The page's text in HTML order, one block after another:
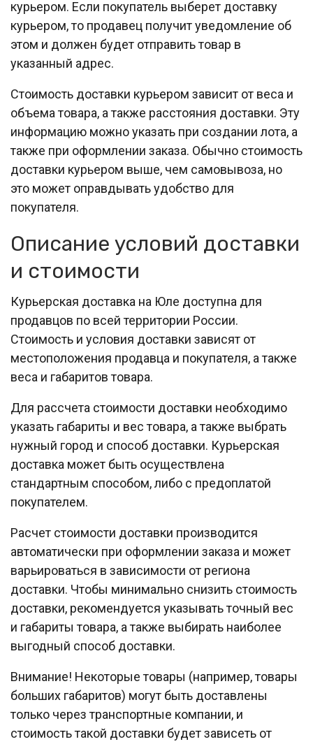
курьером. Если покупатель выберет доставку
курьером, то продавец получит уведомление об
этом и должен будет отправить товар в
указанный адрес.
Стоимость доставки курьером зависит от веса и
объема товара, а также расстояния доставки. Эту
информацию можно указать при создании лота, а
также при оформлении заказа. Обычно стоимость
доставки курьером выше, чем самовывоза, но
это может оправдывать удобство для
покупателя.
Описание условий доставки
и стоимости
Курьерская доставка на Юле доступна для
продавцов по всей территории России.
Стоимость и условия доставки зависят от
местоположения продавца и покупателя, а также
веса и габаритов товара.
Для рассчета стоимости доставки необходимо
указать габариты и вес товара, а также выбрать
нужный город и способ доставки. Курьерская
доставка может быть осуществлена
стандартным способом, либо с предоплатой
покупателем.
Расчет стоимости доставки производится
автоматически при оформлении заказа и может
варьироваться в зависимости от региона
доставки. Чтобы минимально снизить стоимость
доставки, рекомендуется указывать точный вес
и габариты товара, а также выбирать наиболее
выгодный способ доставки.
Внимание! Некоторые товары (например, товары
больших габаритов) могут быть доставлены
только через транспортные компании, и
стоимость такой доставки будет зависеть от